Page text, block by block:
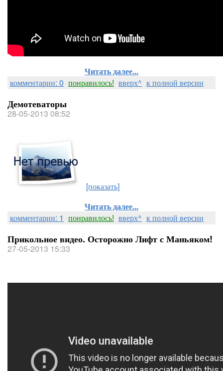
Читать далее...
комментарии: 0 понравилось! вверх^ к полной версии
Демотеваторы
28-05-2013 08:52
[показать]
Читать далее...
комментарии: 1 понравилось! вверх^ к полной версии
Прикольное видео. Осторожно Лифт с Маньяком!
27-05-2013 15:33